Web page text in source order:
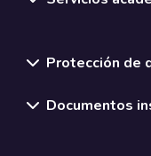
Protección de
Documentos